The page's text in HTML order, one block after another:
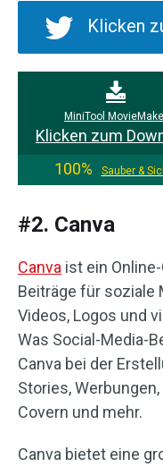
Klicken
MiniTool
Klicken zum
100%
Sauber &
#2. Canva
Canva ist ein
Beiträge für soziale
Videos, Logos und
Was Social-Media-
Canva bei der
Stories,
Covern und mehr.
Canva bietet eine